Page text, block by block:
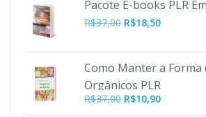
era:
R$197,00.
é:
Pacote E-books PLR
R$37,00 R$18,50
Como Manter a Forma
Orgânicos PLR
R$37,00 O
R$10,90O